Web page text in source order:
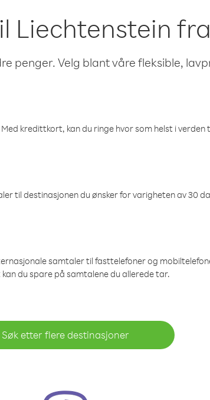
Liechtenstein
penger. Velg blant våre fleksible,
kredittkort, kan du ringe hvor som helst i verden
til destinasjonen du ønsker for varigheten av 30
samtaler til fasttelefoner og
du spare på samtalene du allerede tar.
Søk etter flere destinasjoner